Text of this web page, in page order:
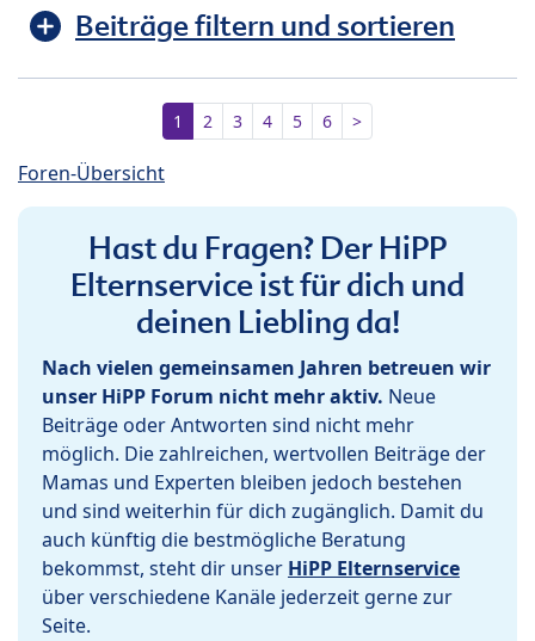
Beiträge filtern und sortieren
1 2 3 4 5 6 >
Foren-Übersicht
Hast du Fragen? Der HiPP
Elternservice ist für dich und
deinen Liebling da!
Nach vielen gemeinsamen Jahren betreuen wir
unser HiPP Forum nicht mehr aktiv. Neue
Beiträge oder Antworten sind nicht mehr
möglich. Die zahlreichen, wertvollen Beiträge der
Mamas und Experten bleiben jedoch bestehen
und sind weiterhin für dich zugänglich. Damit du
auch künftig die bestmögliche Beratung
bekommst, steht dir unser HiPP Elternservice
über verschiedene Kanäle jederzeit gerne zur
Seite.